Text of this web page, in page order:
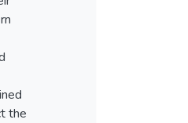
the